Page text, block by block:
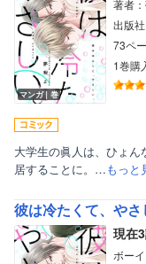
マンガ｜巻
著者
出版
73ペ
1巻購
大学生の眞人は、ひょ
居することに。…もっと
彼は冷たくて、やさ
現在
ボー